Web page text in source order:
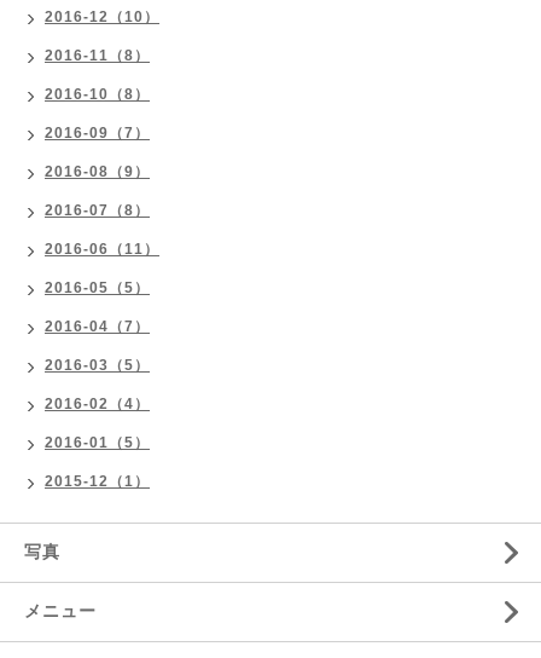
2016-12（10）
2016-11（8）
2016-10（8）
2016-09（7）
2016-08（9）
2016-07（8）
2016-06（11）
2016-05（5）
2016-04（7）
2016-03（5）
2016-02（4）
2016-01（5）
2015-12（1）
写真
メニュー